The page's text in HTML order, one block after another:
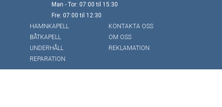
Man - Tor: 07:00 til 15:30
Fre: 07:00 til 12:30
HAMNKAPELL
BÅTKAPELL
UNDERHÅLL
REPARATION
KONTAKTA OSS
OM OSS
REKLAMATION